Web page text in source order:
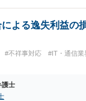
らく少額訴訟）をす
ら粛々と対応するこ
０回までしかできな
額訴訟を提起する可能
京などの遠隔地で起
ので、難しいところ
かもと考えますので、
裁判をしてくる可能性
よる逸失利益の
#不祥事対応 #IT・通信業
護士